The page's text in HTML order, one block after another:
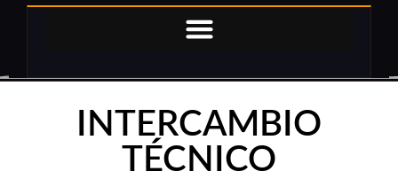
INTERCAMBIO
TÉCNICO